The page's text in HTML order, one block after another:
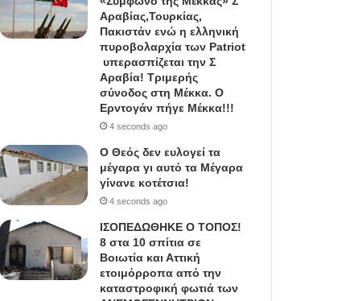
Αραβίας,Τουρκίας,
Πακιστάν ενώ η ελληνική
πυροβολαρχία των Patriot
υπερασπίζεται την Σ
Αραβία! Τριμερής
σύνοδος στη Μέκκα. Ο
Ερντογάν πήγε Μέκκα!!!
4 seconds ago
Ο Θεός δεν ευλογεί τα
μέγαρα γι αυτό τα Μέγαρα
γίνανε κοτέτσια!
4 seconds ago
IΣΟΠΕΔΩΘΗΚΕ Ο ΤΟΠΟΣ!
8 στα 10 σπίτια σε
Βοιωτία και Αττική
ετοιμόρροπα από την
καταστροφική φωτιά των